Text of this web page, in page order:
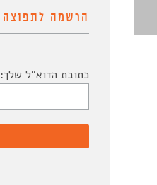
הרשמה לתפוצה
כתובת הדוא"ל שלך: